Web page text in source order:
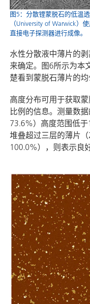
图5：分散锂蒙脱石的低温
（University of Warwick）
直接电子探测器进行成像。
水性分散液中薄片的
来确定。图6所示为本
楚看到蒙脱石薄片的均
高度分布可用于获取
比例的信息。测量数
73.6%）高度范围低
堆叠超过三层的薄片
100.0%），则表示良